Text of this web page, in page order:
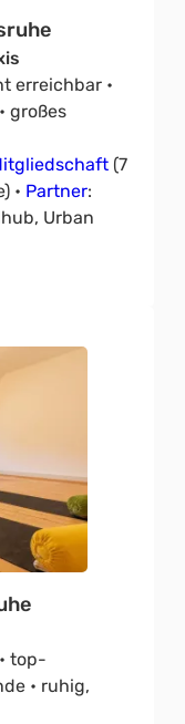
erreichbar •
großes
(7
• Partner:
Urban
top-
• ruhig,